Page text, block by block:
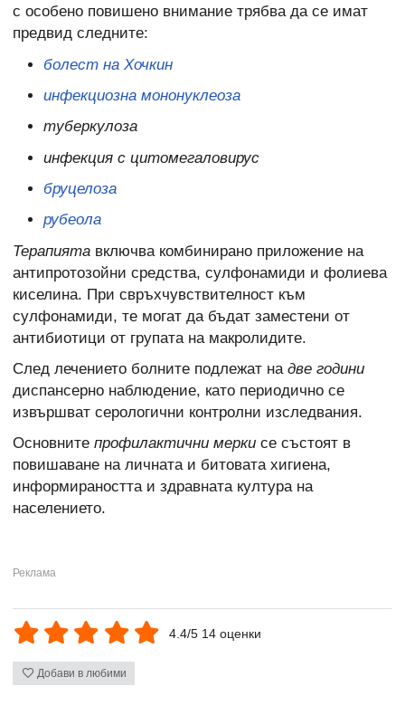
с особено повишено внимание трябва да се имат
предвид следните:
болест на Хочкин
инфекциозна мононуклеоза
туберкулоза
инфекция с цитомегаловирус
бруцелоза
рубеола
Терапията включва комбинирано приложение на
антипротозойни средства, сулфонамиди и фолиева
киселина. При свръхчувствителност към
сулфонамиди, те могат да бъдат заместени от
антибиотици от групата на макролидите.
След лечението болните подлежат на две години
диспансерно наблюдение, като периодично се
извършват серологични контролни изследвания.
Основните профилактични мерки се състоят в
повишаване на личната и битовата хигиена,
информираността и здравната култура на
населението.
4.4/5 14 оценки
Добави в любими